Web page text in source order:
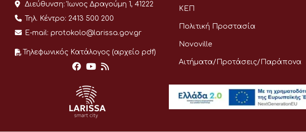
Διεύθυνση: Ίωνος Δραγούμη 1, 41222
Τηλ. Κέντρο: 2413 500 200
E-mail: protokolo@larissa.gov.gr
Τηλεφωνικός Κατάλογος (αρχείο pdf)
ΚΕΠ
Πολιτική Προστασία
Novoville
Αιτήματα/Προτάσεις/Παράπονα